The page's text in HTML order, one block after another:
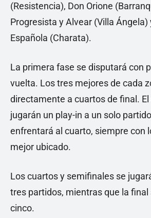
(Resistencia), Don Orione
Progresista y Alvear (Villa Ángela)
Española (Charata).
La primera fase se disputará con
vuelta. Los tres mejores de cada
directamente a cuartos de final.
jugarán un play-in a un solo
enfrentará al cuarto, siempre con
mejor ubicado.
Los cuartos y semifinales se
tres partidos, mientras que la final
cinco.